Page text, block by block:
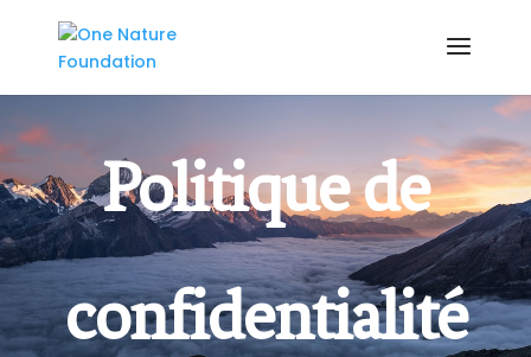
Politique de
confidentialité